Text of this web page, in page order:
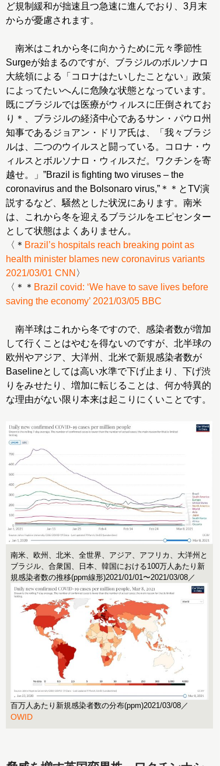
ど規制緩和が拙速且つ急速に進んでおり、3月末
からが憂慮されます。
南米はこれから冬に向かうために元々季節性
Surgeが始まるのですが、ブラジルのボルソナロ
大統領による「コロナはたいしたことない」政策
によってたいへんに危険な状態となっています。
既にブラジルでは医療がウィルスに圧倒されてお
り＊、ブラジルの経済中心であるサン・パウロ州
知事であるジョアン・ドリア氏は、「我々ブラジ
ルは、二つのウイルスと闘っている。コロナ・ウ
ィルスとボルソナロ・ウィルスだ。ワクチンを寄
越せ。」”Brazil is fighting two viruses – the
coronavirus and the Bolsonaro virus,”＊＊とTV演
説するなど、騒然とした状況にあります。南米
は、これから冬を迎えるブラジルをエピセンター
として状態はよくありません。
〈＊ Brazil’s hospitals reach breaking point as
health minister blames new coronavirus variants
2021/03/01 CNN 〉
〈＊＊ Brazil covid: ‘We have to save lives before
saving the economy’ 2021/03/05 BBC
南半球はこれから冬ですので、感染者数が増加
して行くことはやむを得ないのですが、北半球の
欧州やアジア、大洋州、北米で新規感染者数が
Baselineとしては高い水準で下げ止まり、下げ渋
りをみせたり、増加に転じることは、何か特異的
な理由がない限り本来は起こりにくいことです。
南米、欧州、北米、全世界、アジア、アフリカ、大洋州と
ブラジル、合衆国、日本、韓国における100万人あたり新
規感染者数の推移(ppm線形)2021/01/01〜2021/03/08／
百万人あたり新規感染者数の分布(ppm)2021/03/08／
OWID